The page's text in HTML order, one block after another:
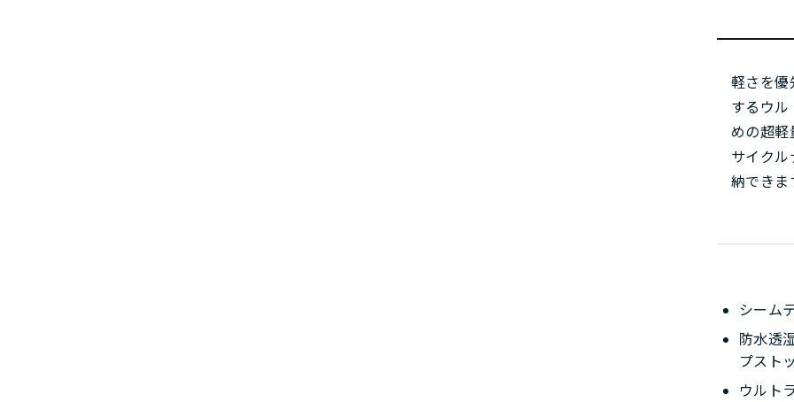
軽さを
するウ
めの超
サイク
納できま
シーム
防水透
プスト
ウルト